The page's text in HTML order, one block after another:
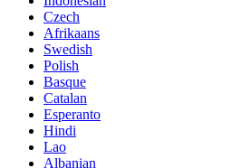
Czech
Afrikaans
Swedish
Polish
Basque
Catalan
Esperanto
Hindi
Lao
Albanian